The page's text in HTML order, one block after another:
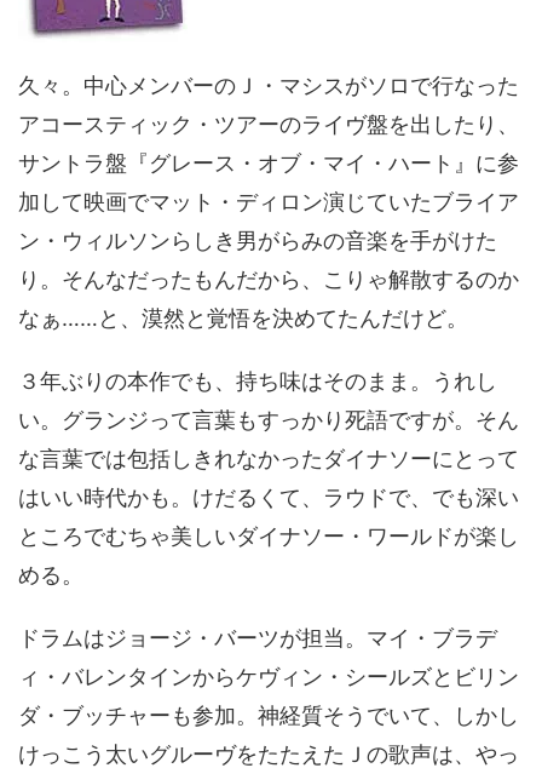
久々。中心メンバーのＪ・マシスがソロで行なった
アコースティック・ツアーのライヴ盤を出したり、
サントラ盤『グレース・オブ・マイ・ハート』に参
加して映画でマット・ディロン演じていたブライア
ン・ウィルソンらしき男がらみの音楽を手がけた
り。そんなだったもんだから、こりゃ解散するのか
なぁ……と、漠然と覚悟を決めてたんだけど。
３年ぶりの本作でも、持ち味はそのまま。うれし
い。グランジって言葉もすっかり死語ですが。そん
な言葉では包括しきれなかったダイナソーにとって
はいい時代かも。けだるくて、ラウドで、でも深い
ところでむちゃ美しいダイナソー・ワールドが楽し
める。
ドラムはジョージ・バーツが担当。マイ・ブラデ
ィ・バレンタインからケヴィン・シールズとビリン
ダ・ブッチャーも参加。神経質そうでいて、しかし
けっこう太いグルーヴをたたえたＪの歌声は、やっ